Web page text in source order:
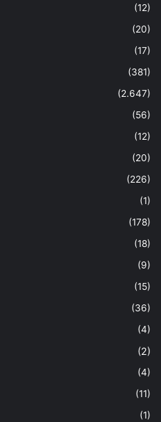
(12)
(20)
(17)
(381)
(2.647)
(56)
(12)
(20)
(226)
(1)
(178)
(18)
(9)
(15)
(36)
(4)
(2)
(4)
(11)
(1)